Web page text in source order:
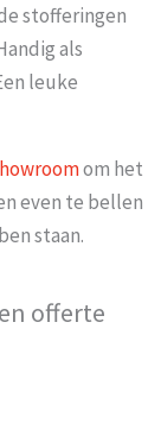
stofferingen
als
leuke
om het
even te bellen
staan.
offerte